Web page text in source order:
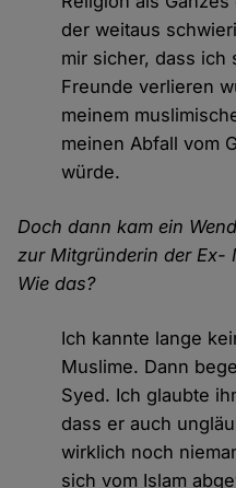
der weitaus
mir sicher, dass ich
Freunde verlieren
meinem
meinen Abfall vom
würde.
Doch dann kam ein
zur Mitgründerin der Ex-
Wie das?
Ich kannte lange
Muslime. Dann
Syed. Ich glaubte
dass er auch
wirklich noch
sich vom Islam